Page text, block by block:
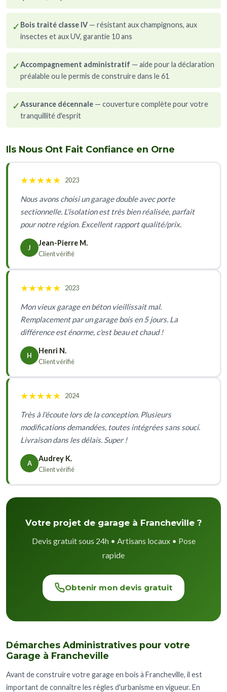
✓ Bois traité classe IV — résistant aux champignons, aux
insectes et aux UV, garantie 10 ans
✓Accompagnement administratif — aide pour la déclaration
préalable ou le permis de construire dans le 61
✓Assurance décennale — couverture complète pour votre
tranquillité d'esprit
Ils Nous Ont Fait Confiance en Orne
★★★★★ 2023
Nous avons choisi un garage double avec porte
sectionnelle. L'isolation est très bien réalisée, parfait
pour notre région. Excellent rapport qualité/prix.
J
Jean-Pierre M.
Client vérifié
★★★★★ 2023
Mon vieux garage en béton vieillissait mal.
Remplacement par un garage bois en 5 jours. La
différence est énorme, c'est beau et chaud !
H
Henri N.
Client vérifié
★★★★★ 2024
Très à l'écoute lors de la conception. Plusieurs
modifications demandées, toutes intégrées sans souci.
Livraison dans les délais. Super !
A
Audrey K.
Client vérifié
Votre projet de garage à Francheville ?
Devis gratuit sous 24h • Artisans locaux • Pose
rapide
Obtenir mon devis gratuit
Démarches Administratives pour votre
Garage à Francheville
Avant de construire votre garage en bois à Francheville, il est
important de connaître les règles d'urbanisme en vigueur. En